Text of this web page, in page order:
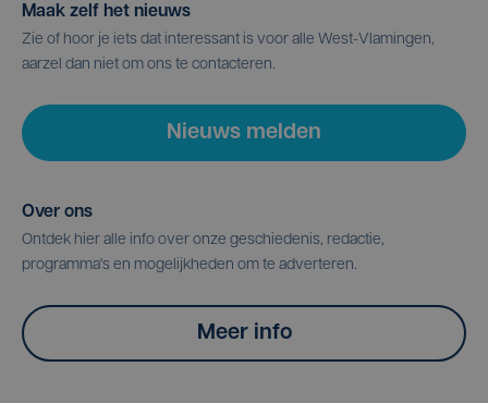
Maak zelf het nieuws
Zie of hoor je iets dat interessant is voor alle West-Vlamingen,
aarzel dan niet om ons te contacteren.
Nieuws melden
Over ons
Ontdek hier alle info over onze geschiedenis, redactie,
programma's en mogelijkheden om te adverteren.
Meer info